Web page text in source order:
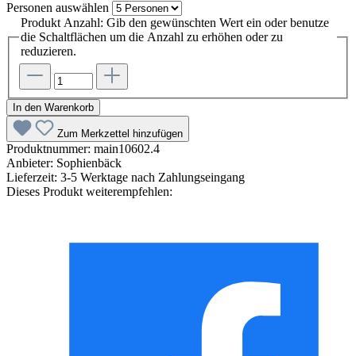
Personen auswählen
Produkt Anzahl: Gib den gewünschten Wert ein oder benutze
die Schaltflächen um die Anzahl zu erhöhen oder zu
reduzieren.
In den Warenkorb
Zum Merkzettel hinzufügen
Produktnummer: main10602.4
Anbieter: Sophienbäck
Lieferzeit: 3-5 Werktage nach Zahlungseingang
Dieses Produkt weiterempfehlen: